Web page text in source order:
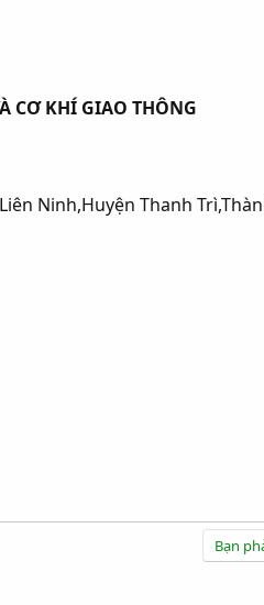
CƠ KHÍ GIAO THÔNG
Ninh,Huyện Thanh
Bạn